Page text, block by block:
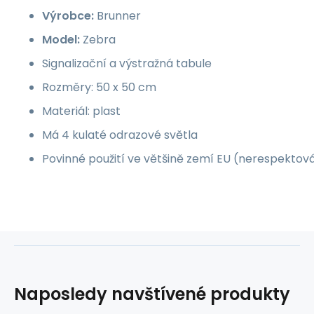
Výrobce: Brunner
Model: Zebra
Signalizační a výstražná tabule
Rozměry: 50 x 50 cm
Materiál: plast
Má 4 kulaté odrazové světla
Povinné použití ve většině zemí EU
Naposledy navštívené produkty